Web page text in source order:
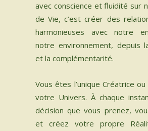
avec conscience et fluidité sur
de Vie, c’est créer des
harmonieuses avec notre
notre environnement, depuis
et la complémentarité.
Vous êtes l’unique Créatrice
votre Univers. À chaque
décision que vous prenez,
et créez votre propre